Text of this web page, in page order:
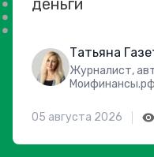
деньги
Татьяна
Журналист,
Моифинансы.рф
05 августа 2026